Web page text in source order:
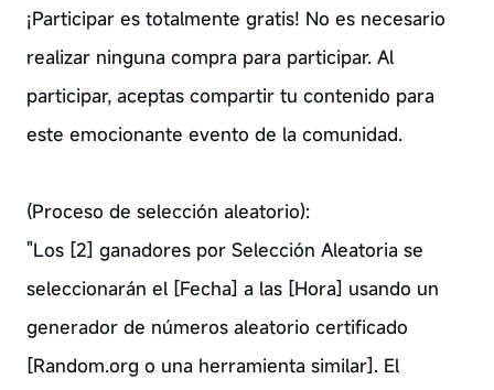
¡Participar es totalmente gratis! No es necesario
realizar ninguna compra para participar. Al
participar, aceptas compartir tu contenido para
este emocionante evento de la comunidad.
(Proceso de selección aleatorio):
"Los [2] ganadores por Selección Aleatoria se
seleccionarán el [Fecha] a las [Hora] usando un
generador de números aleatorio certificado
[Random.org o una herramienta similar]. El